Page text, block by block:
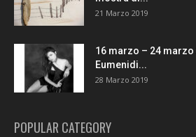
21 Marzo 2019
16 marzo – 24 marzo
Eumenidi...
28 Marzo 2019
POPULAR CATEGORY